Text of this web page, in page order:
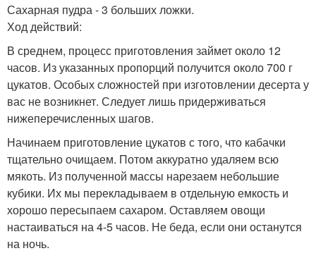
Сахарная пудра - 3 больших ложки.
Ход действий:
В среднем, процесс приготовления займет около 12
часов. Из указанных пропорций получится около 700 г
цукатов. Особых сложностей при изготовлении десерта у
вас не возникнет. Следует лишь придерживаться
нижеперечисленных шагов.
Начинаем приготовление цукатов с того, что кабачки
тщательно очищаем. Потом аккуратно удаляем всю
мякоть. Из полученной массы нарезаем небольшие
кубики. Их мы перекладываем в отдельную емкость и
хорошо пересыпаем сахаром. Оставляем овощи
настаиваться на 4-5 часов. Не беда, если они останутся
на ночь.